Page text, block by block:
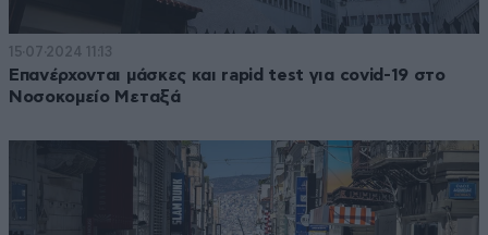
15·07·2024 11:13
Επανέρχονται μάσκες και rapid test για covid-19 στο
Νοσοκομείο Μεταξά